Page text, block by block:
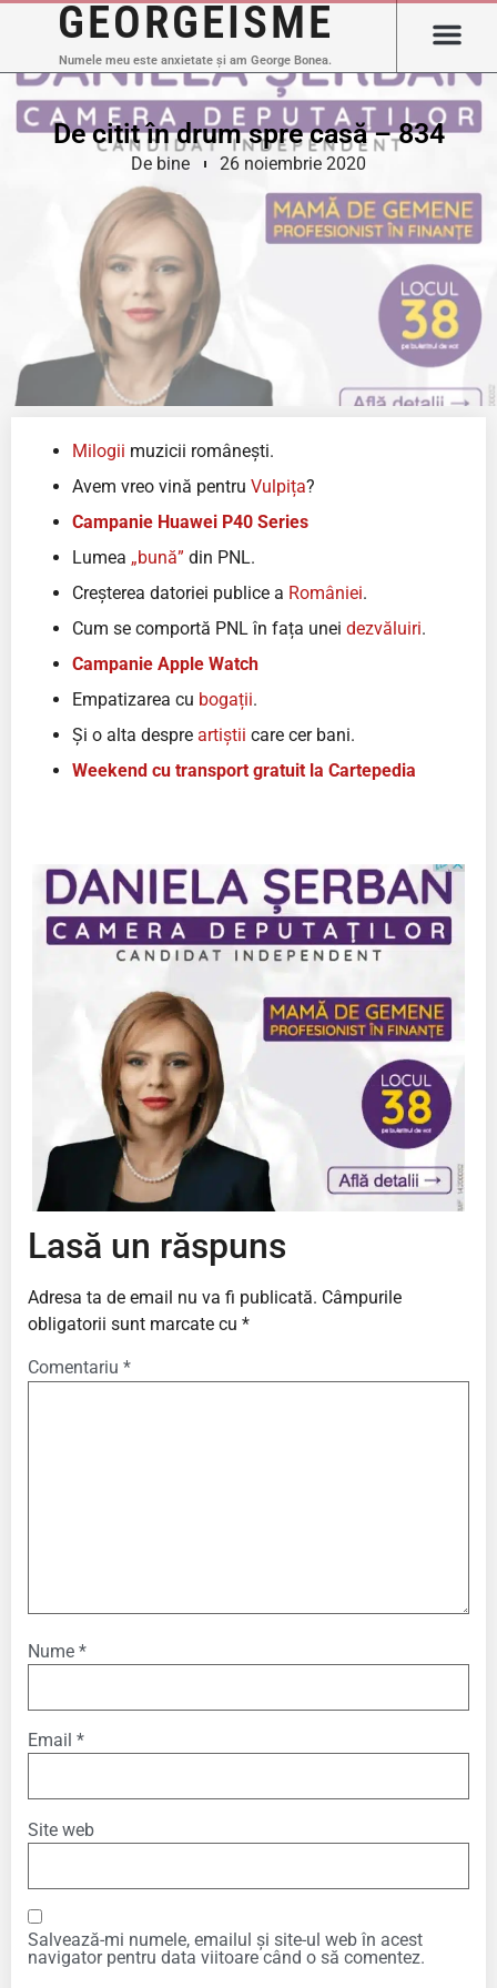
GEORGEISME
Numele meu este anxietate și am George Bonea.
De citit în drum spre casă – 834
De bine 26 noiembrie 2020
Milogii muzicii românești.
Avem vreo vină pentru Vulpița?
Campanie Huawei P40 Series
Lumea „bună” din PNL.
Creșterea datoriei publice a României.
Cum se comportă PNL în fața unei dezvăluiri.
Campanie Apple Watch
Empatizarea cu bogații.
Și o alta despre artiștii care cer bani.
Weekend cu transport gratuit la Cartepedia
Lasă un răspuns
Adresa ta de email nu va fi publicată. Câmpurile
obligatorii sunt marcate cu *
Comentariu *
Nume *
Email *
Site web
Salvează-mi numele, emailul și site-ul web în acest
navigator pentru data viitoare când o să comentez.